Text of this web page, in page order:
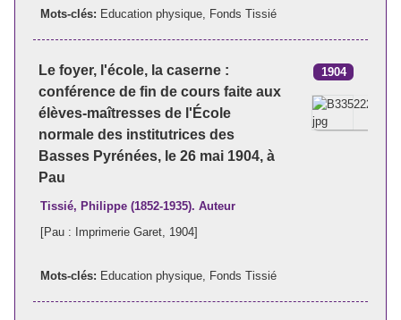
Mots-clés: Education physique Fonds Tissié
Le foyer, l'école, la caserne :
conférence de fin de cours faite aux
élèves-maîtresses de l'École
normale des institutrices des
Basses Pyrénées, le 26 mai 1904, à
Pau
1904
Tissié, Philippe (1852-1935). Auteur
[Pau : Imprimerie Garet, 1904]
Mots-clés: Education physique Fonds Tissié